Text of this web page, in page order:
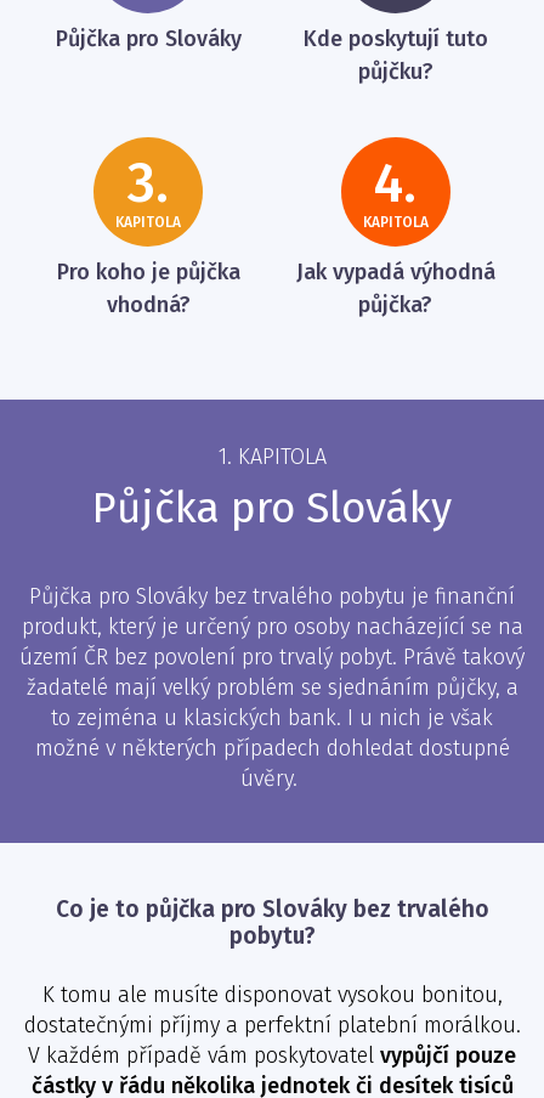
Půjčka pro Slováky
Kde poskytují tuto
půjčku?
3.
KAPITOLA
Pro koho je půjčka
vhodná?
4.
KAPITOLA
Jak vypadá výhodná
půjčka?
1. KAPITOLA
Půjčka pro Slováky
Půjčka pro Slováky bez trvalého pobytu je finanční
produkt, který je určený pro osoby nacházející se na
území ČR bez povolení pro trvalý pobyt. Právě takový
žadatelé mají velký problém se sjednáním půjčky, a
to zejména u klasických bank. I u nich je však
možné v některých případech dohledat dostupné
úvěry.
Co je to půjčka pro Slováky bez trvalého
pobytu?
K tomu ale musíte disponovat vysokou bonitou,
dostatečnými příjmy a perfektní platební morálkou.
V každém případě vám poskytovatel vypůjčí pouze
částky v řádu několika jednotek či desítek tisíců